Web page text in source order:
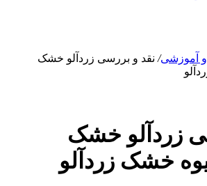
آموزشی/ نقد و بررسی زردآلو خشک
زردآلو خشک
خشک زردآلو